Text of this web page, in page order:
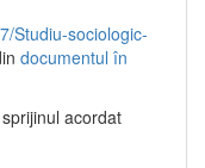
Studiu-sociologic-
documentul în
acordat